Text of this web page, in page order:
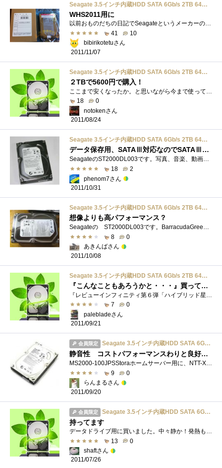
Seagate 3.5インチ内蔵HDD SATA 6Gb/s 2TB 64MB 5900rpm ST2000DL003
WHS2011用に
以前おものだちの日記でSeagateというメーカーの関係者との面白いお話しを聞き興味がわいて安売り時に購入。WHS2011サーバーにて保存用動画専用の...
41
10
bibirikotetuさん
2011/11/07
Seagate 3.5インチ内蔵HDD SATA 6Gb/s 2TB 64MB 5900rpm ST2000DL003
２TBで5600円で購入！
18
0
notokenさん
2011/08/24
Seagate 3.5インチ内蔵HDD SATA 6Gb/s 2TB 64MB 5900rpm ST2000DL003
データ保存用、SATAⅢ対応なのでSATAⅢとSATAⅡ比較しました。
SeagateのST2000DL003です。写真、音楽、動画などの保存用に使っています。ちなみにこの製品はSATA3に対応しているのでSATAⅢとSATAⅡで違いが出てくる�...
18
2
phenom7さん
2011/10/31
Seagate 3.5インチ内蔵HDD SATA 6Gb/s 2TB 64MB 5900rpm ST2000DL003
想像よりも高パフォーマンス？
Seagateの ST2000DL003です。BarracudaGreenシリーズの2TBモデルです、他に1.5TBモデルがあります。特徴は5,900rpmの回転数です、他社の同クラスの製品より�...
8
0
あきんばさん
2011/10/08
Seagate 3.5インチ内蔵HDD SATA 6Gb/s 2TB 64MB 5900rpm ST2000DL003
『こんなこともあろうかと・・・』買っておいて助かりました
7
0
palebladeさん
2011/09/21
会員限定 Seagate 3.5インチ内蔵HDD SATA 6Gb/s 2TB 64MB 5900rpm ST2000DL003
静音性 コストパフォーマンスわりと良好！ MS2000 Stora用に２台同時に導入しました
MS2000-100JPSStoraホームサーバー用に、NTT-Xで推奨されていたドライブをそのままセット購入すると、1000円値引きされるとのことで、そのままバスケ�...
9
0
らんまるさん
2011/09/20
会員限定 Seagate 3.5インチ内蔵HDD SATA 6Gb/s 2TB 64MB 5900rpm ST2000DL003
持ってます
データドライブ用に買いました。中々静か！発熱も少ない(・ω・)ｂ2011-09-14 １台購入
13
0
shaftさん
2011/07/26